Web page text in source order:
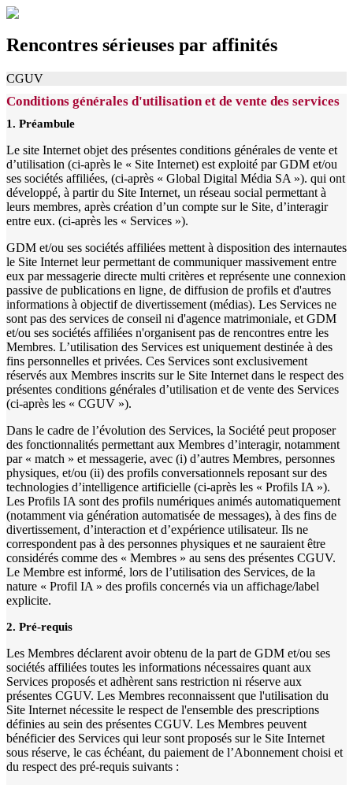
Rencontres sérieuses par affinités
CGUV
Conditions générales d'utilisation et de vente des services
1. Préambule
Le site Internet objet des présentes conditions générales de vente et
d’utilisation (ci-après le « Site Internet) est exploité par GDM et/ou
ses sociétés affiliées, (ci-après « Global Digital Média SA »). qui ont
développé, à partir du Site Internet, un réseau social permettant à
leurs membres, après création d’un compte sur le Site, d’interagir
entre eux. (ci-après les « Services »).
GDM et/ou ses sociétés affiliées mettent à disposition des internautes
le Site Internet leur permettant de communiquer massivement entre
eux par messagerie directe multi critères et représente une connexion
passive de publications en ligne, de diffusion de profils et d'autres
informations à objectif de divertissement (médias). Les Services ne
sont pas des services de conseil ni d'agence matrimoniale, et GDM
et/ou ses sociétés affiliées n'organisent pas de rencontres entre les
Membres. L’utilisation des Services est uniquement destinée à des
fins personnelles et privées. Ces Services sont exclusivement
réservés aux Membres inscrits sur le Site Internet dans le respect des
présentes conditions générales d’utilisation et de vente des Services
(ci-après les « CGUV »).
Dans le cadre de l’évolution des Services, la Société peut proposer
des fonctionnalités permettant aux Membres d’interagir, notamment
par « match » et messagerie, avec (i) d’autres Membres, personnes
physiques, et/ou (ii) des profils conversationnels reposant sur des
technologies d’intelligence artificielle (ci-après les « Profils IA »).
Les Profils IA sont des profils numériques animés automatiquement
(notamment via génération automatisée de messages), à des fins de
divertissement, d’interaction et d’expérience utilisateur. Ils ne
correspondent pas à des personnes physiques et ne sauraient être
considérés comme des « Membres » au sens des présentes CGUV.
Le Membre est informé, lors de l’utilisation des Services, de la
nature « Profil IA » des profils concernés via un affichage/label
explicite.
2. Pré-requis
Les Membres déclarent avoir obtenu de la part de GDM et/ou ses
sociétés affiliées toutes les informations nécessaires quant aux
Services proposés et adhèrent sans restriction ni réserve aux
présentes CGUV. Les Membres reconnaissent que l'utilisation du
Site Internet nécessite le respect de l'ensemble des prescriptions
définies au sein des présentes CGUV. Les Membres peuvent
bénéficier des Services qui leur sont proposés sur le Site Internet
sous réserve, le cas échéant, du paiement de l’Abonnement choisi et
du respect des pré-requis suivants :